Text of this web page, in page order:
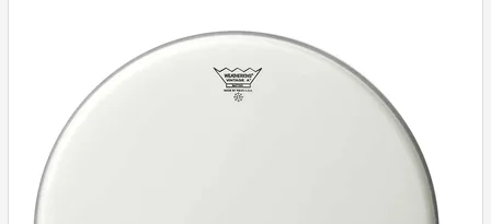
Kytary a strunné nástroje
Příslušenství
Zvuk